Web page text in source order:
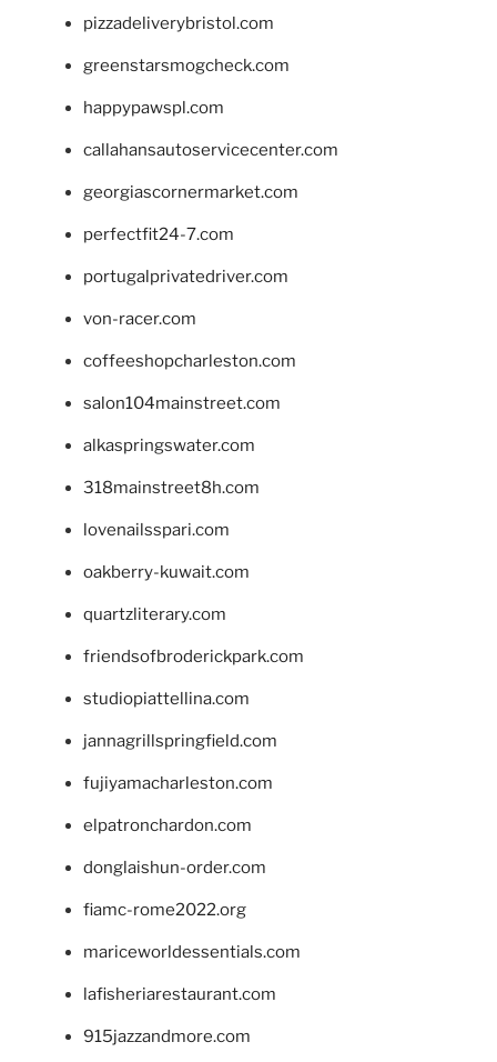
pizzadeliverybristol.com
greenstarsmogcheck.com
happypawspl.com
callahansautoservicecenter.com
georgiascornermarket.com
perfectfit24-7.com
portugalprivatedriver.com
von-racer.com
coffeeshopcharleston.com
salon104mainstreet.com
alkaspringswater.com
318mainstreet8h.com
lovenailsspari.com
oakberry-kuwait.com
quartzliterary.com
friendsofbroderickpark.com
studiopiattellina.com
jannagrillspringfield.com
fujiyamacharleston.com
elpatronchardon.com
donglaishun-order.com
fiamc-rome2022.org
mariceworldessentials.com
lafisheriarestaurant.com
915jazzandmore.com